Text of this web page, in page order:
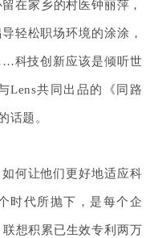
在家乡的村医钟丽萍，
轻松职场环境的涂涂，
科技创新应该是倾听世
Lens共同出品的《同路
话题。
何让他们更好地适应科
时代所抛下，是每个企
想积累已生效专利两万